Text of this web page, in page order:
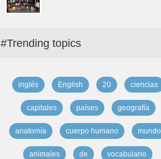
#Trending topics
inglés English 20 ciencias
capitales países geografía
anatomía cuerpo humano mundo
animales de vocabulario